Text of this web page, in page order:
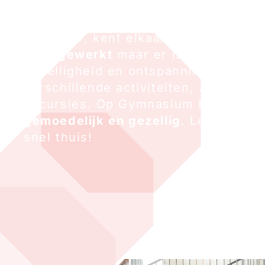
tot leraar, kent elkaar. Tijdens de
hard gewerkt maar er is ook plaats
gezelligheid en ontspanning tijdens
verschillende activiteiten, zoals
excursies. Op Gymnasium Bernrode
gemoedelijk en gezellig . Leerlingen
snel thuis!